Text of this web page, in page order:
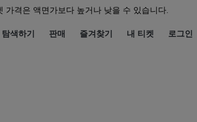
가격은 액면가보다 높거나 낮을 수 있습니다.
탐색하기 판매 즐겨찾기 내 티켓 로그인